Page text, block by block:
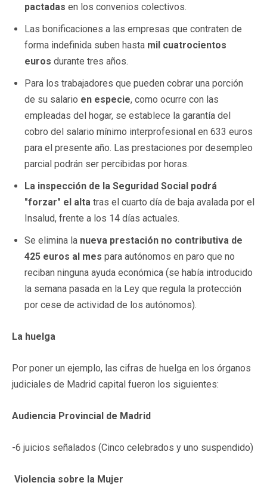
pactadas en los convenios colectivos.
Las bonificaciones a las empresas que contraten de
forma indefinida suben hasta mil cuatrocientos
euros durante tres años.
Para los trabajadores que pueden cobrar una porción
de su salario en especie, como ocurre con las
empleadas del hogar, se establece la garantía del
cobro del salario mínimo interprofesional en 633 euros
para el presente año. Las prestaciones por desempleo
parcial podrán ser percibidas por horas.
La inspección de la Seguridad Social podrá
"forzar" el alta tras el cuarto día de baja avalada por el
Insalud, frente a los 14 días actuales.
Se elimina la nueva prestación no contributiva de
425 euros al mes para autónomos en paro que no
reciban ninguna ayuda económica (se había introducido
la semana pasada en la Ley que regula la protección
por cese de actividad de los autónomos).
La huelga
Por poner un ejemplo, las cifras de huelga en los órganos
judiciales de Madrid capital fueron los siguientes:
Audiencia Provincial de Madrid
-6 juicios señalados (Cinco celebrados y uno suspendido)
Violencia sobre la Mujer